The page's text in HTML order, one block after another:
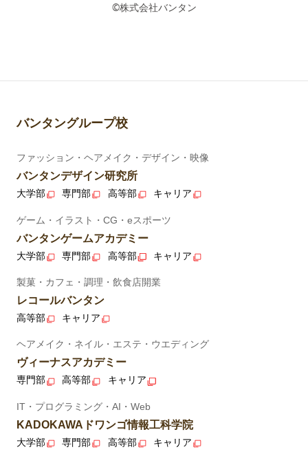
©株式会社バンタン
バンタングループ校
ファッション・ヘアメイク・デザイン・映像
バンタンデザイン研究所
大学部 専門部 高等部 キャリア
ゲーム・イラスト・CG・eスポーツ
バンタンゲームアカデミー
大学部 専門部 高等部 キャリア
製菓・カフェ・調理・飲食店開業
レコールバンタン
高等部 キャリア
ヘアメイク・ネイル・エステ・ウエディング
ヴィーナスアカデミー
専門部 高等部 キャリア
IT・プログラミング・AI・Web
KADOKAWAドワンゴ情報工科学院
大学部 専門部 高等部 キャリア